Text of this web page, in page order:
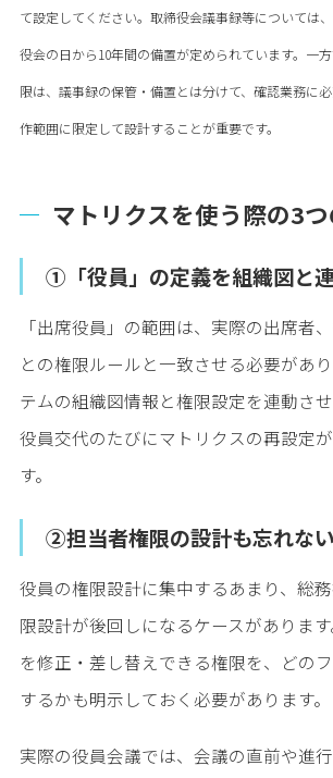
て設定してください。取締役会議事録等については
役会の日から10年間の備置が定められています。一
限は、議事録の保管・備置とは分けて、確認業務に
作範囲に限定して設計することが重要です。
マトリクスを使う際の3
①「役員」の定義を組織図と
「出席役員」の範囲は、実際の出席者
との権限ルールと一致させる必要があ
テムの組織図情報と権限設定を連動させ
役員交代のたびにマトリクスの再設定
す。
②担当者権限の設計も忘れない
役員の権限設計に集中するあまり、総
限設計が後回しになるケースがありま
を修正・差し替えできる権限を、どの
するかも明示しておく必要があります。
実際の役員会議では、会議の直前や進